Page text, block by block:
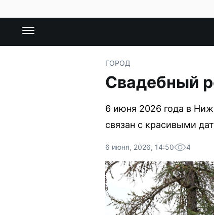
ГОРОД
Свадебный
6 июня 2026 года в
связан с красивыми
6 июня, 2026, 14:50 4